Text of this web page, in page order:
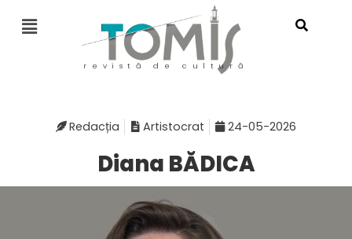
revistă de cultură
Redacția Artistocrat 24-05-2026
Diana BĂDICA